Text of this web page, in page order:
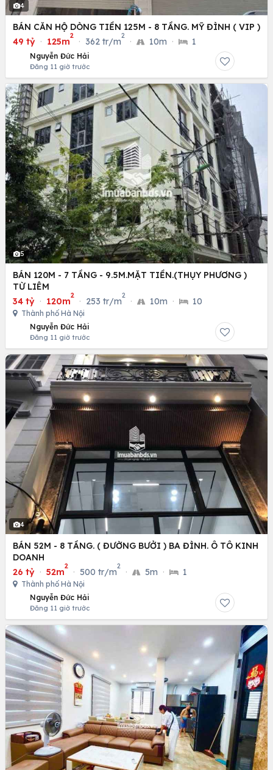
4
BÁN CĂN HỘ DÒNG TIỀN 125M - 8 TẦNG. MỸ ĐÌNH ( VIP )
49 tỷ · 125m
2
· 362 tr/m
2
· 10m · 1
Nguyễn Đức Hải
Đăng 11 giờ trước
5
BÁN 120M - 7 TẦNG - 9.5M.MẶT TIỀN.(THỤY PHƯƠNG )
TỪ LIÊM
34 tỷ · 120m
2
· 253 tr/m
2
· 10m · 10
Thành phố Hà Nội
Nguyễn Đức Hải
Đăng 11 giờ trước
4
BÁN 52M - 8 TẦNG. ( ĐƯỜNG BƯỞI ) BA ĐÌNH. Ô TÔ KINH
DOANH
26 tỷ · 52m
2
· 500 tr/m
2
· 5m · 1
Thành phố Hà Nội
Nguyễn Đức Hải
Đăng 11 giờ trước